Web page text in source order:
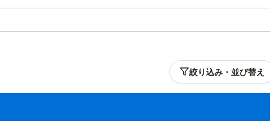
絞り込み・並び替え